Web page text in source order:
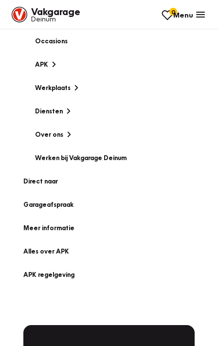
Vakgarage
Deinum
0Menu
Occasions
APK
Werkplaats
Diensten
Over ons
Werken bij Vakgarage Deinum
Direct naar
Garageafspraak
Meer informatie
Alles over APK
APK regelgeving